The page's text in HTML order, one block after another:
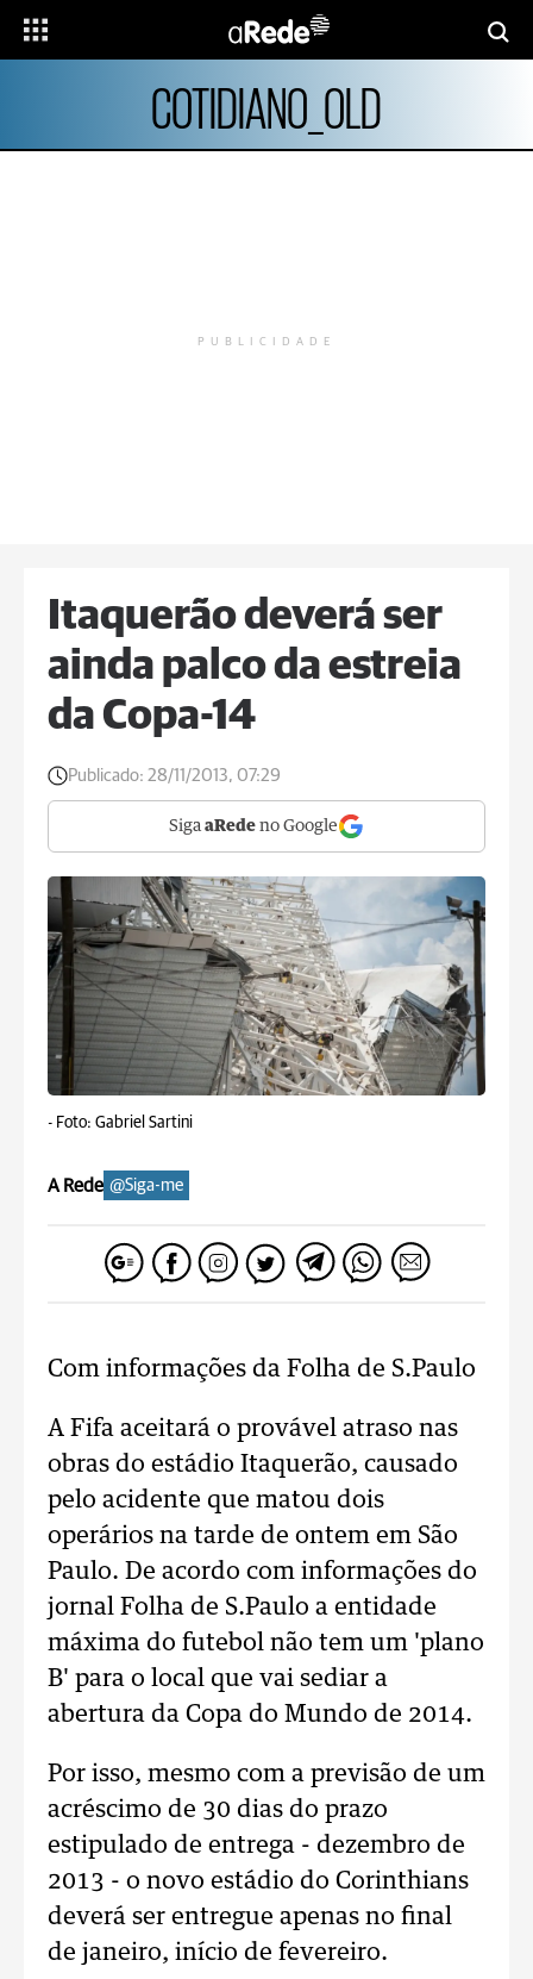
COTIDIANO_OLD
PUBLICIDADE
Itaquerão deverá ser
ainda palco da estreia
da Copa-14
Publicado: 28/11/2013, 07:29
Siga aRede no Google
- Foto: Gabriel Sartini
A Rede @Siga-me
Com informações da Folha de S.Paulo
A Fifa aceitará o provável atraso nas
obras do estádio Itaquerão, causado
pelo acidente que matou dois
operários na tarde de ontem em São
Paulo. De acordo com informações do
jornal Folha de S.Paulo a entidade
máxima do futebol não tem um 'plano
B' para o local que vai sediar a
abertura da Copa do Mundo de 2014.
Por isso, mesmo com a previsão de um
acréscimo de 30 dias do prazo
estipulado de entrega - dezembro de
2013 - o novo estádio do Corinthians
deverá ser entregue apenas no final
de janeiro, início de fevereiro.